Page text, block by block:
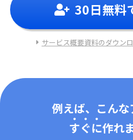
30日無料
サービス概要資料のダウン
例えば、こんな
すぐに作れ